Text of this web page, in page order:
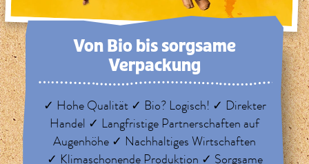
Von Bio bis sorg­same
Verpackung
✓ Hohe Qualität ✓ Bio? Logisch! ✓ Direkter
Handel ✓ Langfristige Partnerschaften auf
Augenhöhe ✓ Nachhaltiges Wirtschaften
✓ Klimaschonende Produktion ✓ Sorgsame